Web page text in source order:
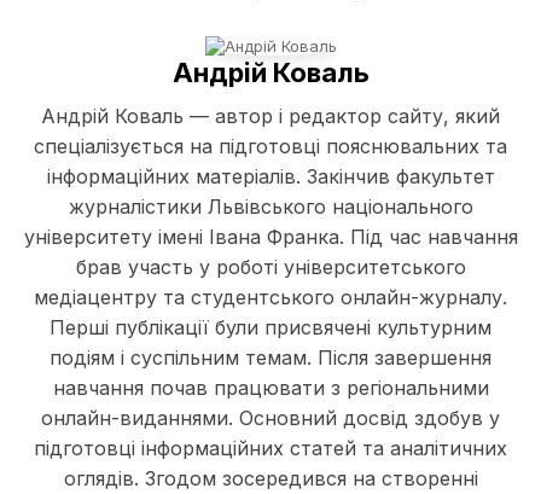
Андрій Коваль
Андрій Коваль — автор і редактор сайту, який
спеціалізується на підготовці пояснювальних та
інформаційних матеріалів. Закінчив факультет
журналістики Львівського національного
університету імені Івана Франка. Під час навчання
брав участь у роботі університетського
медіацентру та студентського онлайн-журналу.
Перші публікації були присвячені культурним
подіям і суспільним темам. Після завершення
навчання почав працювати з регіональними
онлайн-виданнями. Основний досвід здобув у
підготовці інформаційних статей та аналітичних
оглядів. Згодом зосередився на створенні